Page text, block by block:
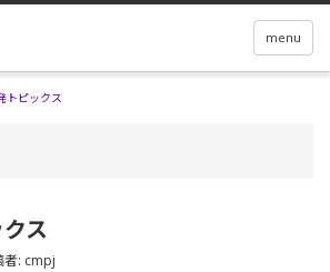
menu
トピックス
ス
者: cmpj